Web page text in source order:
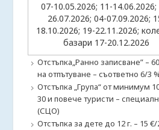
07-10.05.2026; 11-14.06.2026;
26.07.2026; 04-07.09.2026;
18.10.2026; 19-22.11.2026;
базари 17-20.12.2026
Отстъпка„Ранно записване” –
на отпътуване – съответно 6/3 %
Отстъпка „Група“ от минимум
30 и повече туристи –
(СЦО)
Отстъпка за дете до 12 г. – 15 €/